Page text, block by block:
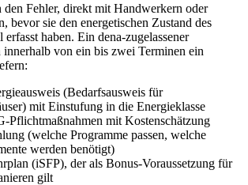
den Fehler, direkt mit Handwerkern oder
bevor sie den energetischen Zustand des
erfasst haben. Ein dena-zugelassener
innerhalb von ein bis zwei Terminen ein
(Bedarfsausweis für
mit Einstufung in die Energieklasse
Pflichtmaßnahmen mit Kostenschätzung
(welche Programme passen, welche
werden benötigt)
(iSFP), der als Bonus-Voraussetzung für
gilt